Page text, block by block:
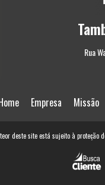
Rua
Empresa Missão
deste site está sujeito à proteção